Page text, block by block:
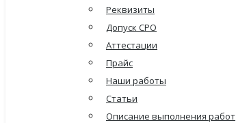
Реквизиты
Допуск СРО
Аттестации
Прайс
Наши работы
Статьи
Описание выполнения работ